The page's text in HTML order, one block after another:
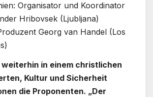
Organisator und Koordinator
Hribovsek (Ljubljana)
Georg van Handel (Los
weiterhin in einem christlichen
Kultur und Sicherheit
die Proponenten. „Der